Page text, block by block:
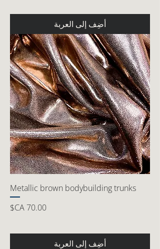
أضِف إلى العربة
Metallic brown bodybuilding trunks
السعر
أضِف إلى العربة